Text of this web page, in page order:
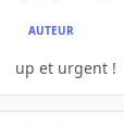
AUTEUR
up et urgent !